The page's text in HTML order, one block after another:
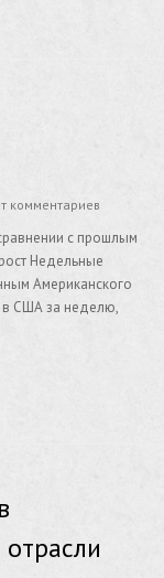
комментариев
с прошлым
Недельные
Американского
в США за неделю,